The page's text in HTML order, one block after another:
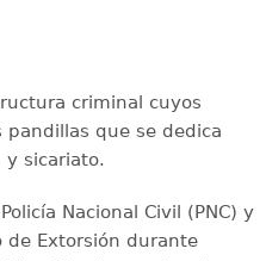
criminal cuyos
que se dedica
y sicariato.
Nacional Civil (PNC) y
de Extorsión durante